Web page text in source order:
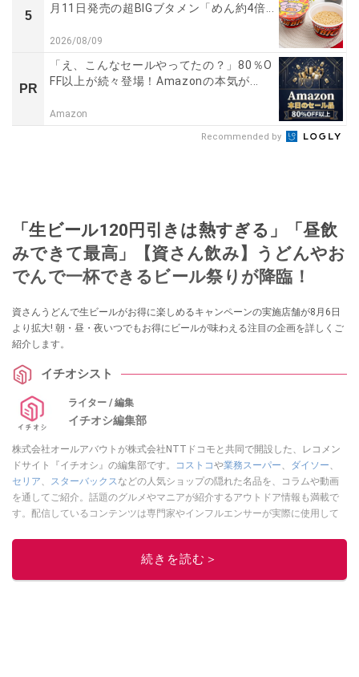
5
月11日発売の超BIGブタメン「めん約4倍...
2026/08/09
PR
「え、こんなセールやってたの？」80％O
FF以上が続々登場！Amazonの本気が...
Amazon
Recommended by
「生ビール120円引きは熱すぎる」「昼飲
みできて最高」【資さん飲み】うどんやお
でんで一杯できるビール祭りが降臨！
資さんうどんで生ビールがお得に楽しめるキャンペーンの実施店舗が8月6日
より拡大! 朝・昼・夜いつでもお得にビールが味わえる注目の企画を詳しくご
紹介します。
イチオシスト
ライター / 編集
イチオシ編集部
株式会社オールアバウトが株式会社NTTドコモと共同で開設した、レコメン
ドサイト『イチオシ』の編集部です。
コストコや業務スーパー ダイソー
セリア
スターバックス などの人気ショップの隠れた名品を、コラムや動画
を通してご紹介。話題のグルメやマニアが紹介するアウトドア情報も満載で
す。配信しているコンテンツは専門家やインフルエンサーが実際に使用して
ニュースでフォロー
続きを読む＞